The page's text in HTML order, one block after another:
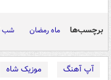
برچسب‌ها ماه رمضان شب
آپ آهنگ موزیک شاه